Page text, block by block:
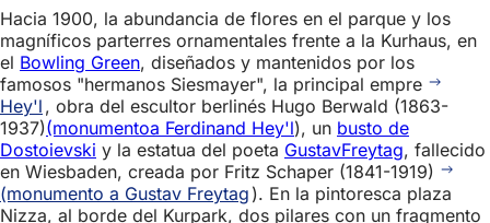
Hacia 1900, la abundancia de flores en el parque y los
magníficos parterres ornamentales frente a la Kurhaus, en
el Bowling Green, diseñados y mantenidos por los
famosos "hermanos Siesmayer", la principal empre
Hey'l , obra del escultor berlinés Hugo Berwald (1863-
1937)(monumentoa Ferdinand Hey'l), un busto de
Dostoievski y la estatua del poeta GustavFreytag, fallecido
en Wiesbaden, creada por Fritz Schaper (1841-1919)
(monumento a Gustav Freytag ). En la pintoresca plaza
Nizza, al borde del Kurpark, dos pilares con un fragmento